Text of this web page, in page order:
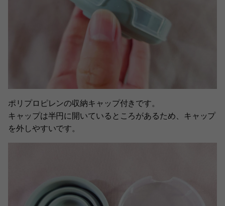
ポリプロピレンの収納キャップ付きです。
キャップは半円に開いているところがあるため、キャップ
を外しやすいです。